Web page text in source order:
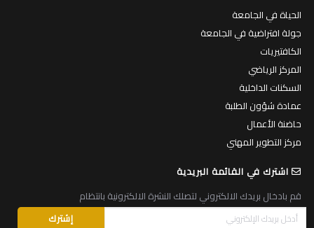
الحياة في الجامعة
جولة افتراضية في الجامعة
الكافتيريات
المركز الرياضي
السكنات الداخلية
عمادة شؤون الطلبة
حاضنة الأعمال
مركز التطوير المهني
اشترك في القائمة البريدية
قم بادخال بريدك الالكتروني لتصلك النشرة الالكترونية بانتظام